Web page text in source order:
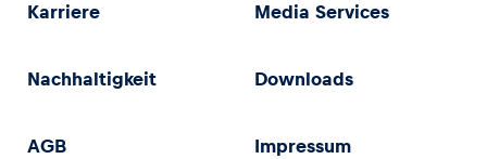
Karriere Media Services
Nachhaltigkeit Downloads
AGB Impressum